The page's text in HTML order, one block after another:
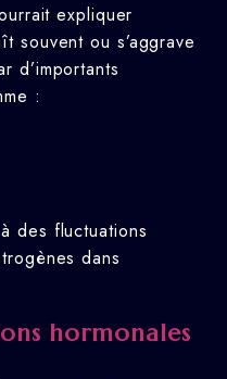
expliquer
souvent ou s’aggrave
d’importants
:
des fluctuations
dans
hormonales